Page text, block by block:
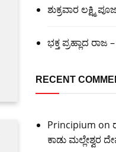
ಶುಕ್ರವಾರ ಲಕ್ಷ್ಮಿ
ಭಕ್ತ ಪ್ರಹ್ಲಾದ ರಾಜ
RECENT
Principium on
ಕಾಡು ಮಲ್ಲೇಶ್ವರ